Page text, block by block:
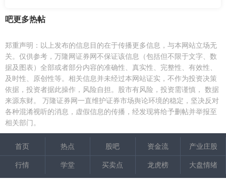
吧更多热帖
郑重声明：以上发布的信息目的在于传播更多信息，与本网站立场无
关。仅供参考，万隆网证券网不保证该信息（包括但不限于文字、数
据及图表）全部或者部分内容的准确性、真实性、完整性、有效性、
及时性、原创性等。相关信息并未经过本网站证实，不作为投资决策
依据，投资者据此操作，风险自担。股市有风险，投资需谨慎， 数据
来源东财。
万隆证券网一直维护证券市场舆论环境的稳定，坚决反对
各种混淆视听的消息，虚假信息的传播，经发现将给予删帖并举报至
相关部门。
首页 热点 股吧 资金流
产业庄股
行情
学堂 买卖点 龙虎榜 大盘情绪